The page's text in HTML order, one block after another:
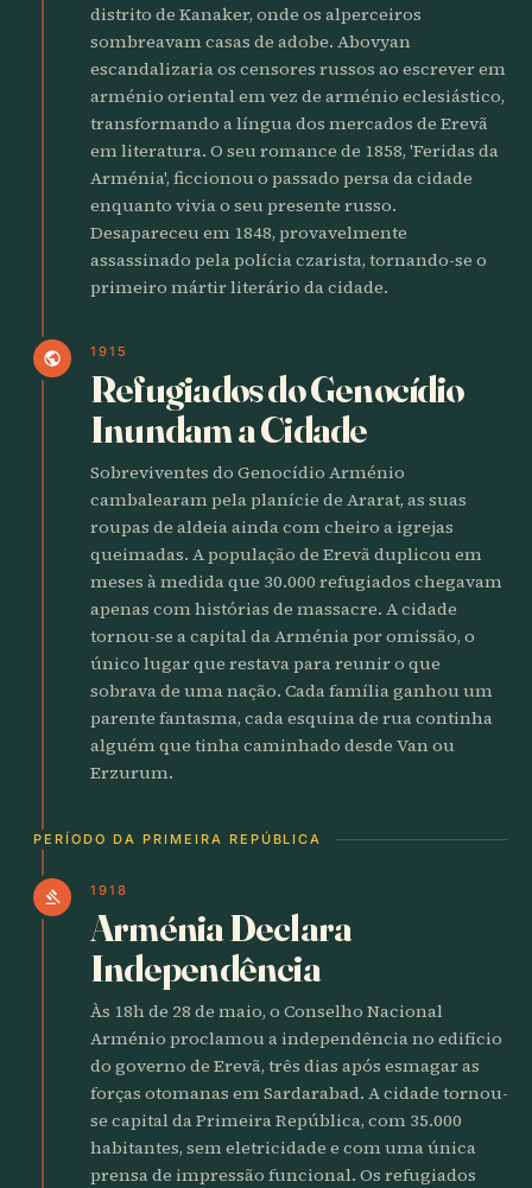
distrito de Kanaker, onde os alperceiros
sombreavam casas de adobe. Abovyan
escandalizaria os censores russos ao escrever em
arménio oriental em vez de arménio eclesiástico,
transformando a língua dos mercados de Erevã
em literatura. O seu romance de 1858, 'Feridas da
Arménia', ficcionou o passado persa da cidade
enquanto vivia o seu presente russo.
Desapareceu em 1848, provavelmente
assassinado pela polícia czarista, tornando-se o
primeiro mártir literário da cidade.
public 1915
Refugiados do Genocídio
Inundam a Cidade
Sobreviventes do Genocídio Arménio
cambalearam pela planície de Ararat, as suas
roupas de aldeia ainda com cheiro a igrejas
queimadas. A população de Erevã duplicou em
meses à medida que 30.000 refugiados chegavam
apenas com histórias de massacre. A cidade
tornou-se a capital da Arménia por omissão, o
único lugar que restava para reunir o que
sobrava de uma nação. Cada família ganhou um
parente fantasma, cada esquina de rua continha
alguém que tinha caminhado desde Van ou
Erzurum.
PERÍODO DA PRIMEIRA REPÚBLICA
gavel 1918
Arménia Declara
Independência
Às 18h de 28 de maio, o Conselho Nacional
Arménio proclamou a independência no edifício
do governo de Erevã, três dias após esmagar as
forças otomanas em Sardarabad. A cidade tornou-
se capital da Primeira República, com 35.000
habitantes, sem eletricidade e com uma única
prensa de impressão funcional. Os refugiados